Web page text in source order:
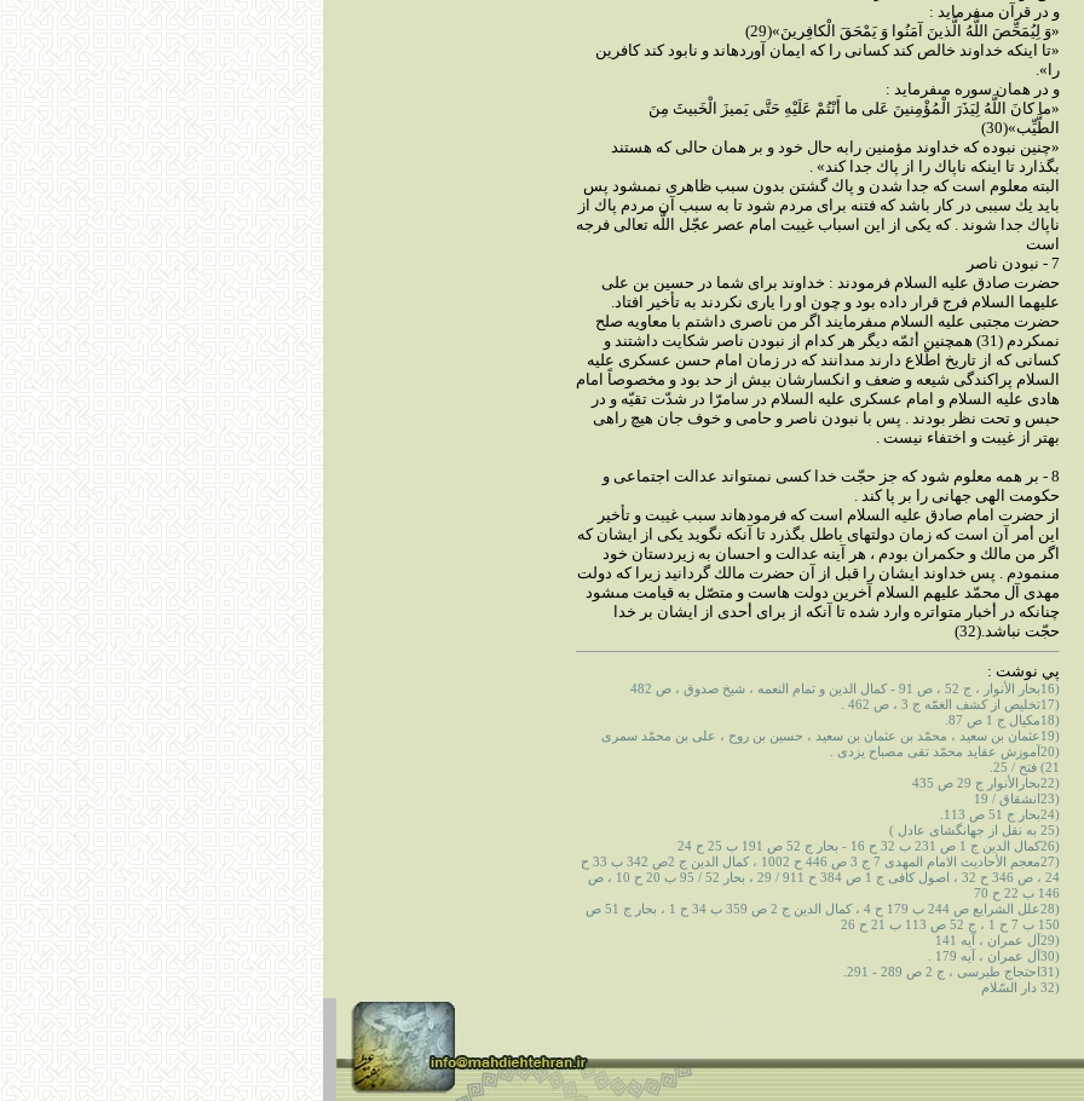
و در قرآن مى‏فرمايد :
«وَ لِيُمَحِّصَ اللَّهُ الَّذينَ آمَنُوا وَ يَمْحَقَ الْكافِرينَ»(29)
«تا اينكه خداوند خالص كند كسانى را كه ايمان آورده‏اند و نابود كند كافرين
را».
و در همان سوره مى‏فرمايد :
«ما كانَ اللَّهُ لِيَذَرَ الْمُؤْمِنينَ عَلى‏ ما أَنْتُمْ عَلَيْهِ حَتَّى يَميزَ الْخَبيثَ مِنَ
الطَّيِّب»(30)
«چنين نبوده كه خداوند مؤمنين رابه حال خود و بر همان حالى كه هستند
بگذارد تا اينكه ناپاك را از پاك جدا كند» .
البته معلوم است كه جدا شدن و پاك گشتن بدون سبب ظاهرى نمى‏شود پس
بايد يك سببى در كار باشد كه فتنه براى مردم شود تا به سبب آن مردم پاك از
ناپاك جدا شوند . كه يكى از اين اسباب غيبت امام عصر عجّل اللَّه تعالى فرجه
است‏
7 - نبودن ناصر
حضرت صادق عليه السلام فرمودند : خداوند براى شما در حسين بن على
عليهما السلام فرج قرار داده بود و چون او را يارى نكردند به تأخير افتاد.
حضرت مجتبى عليه السلام مى‏فرمايند اگر من ناصرى داشتم با معاويه صلح
نمى‏كردم (31) همچنين أئمّه ديگر هر كدام از نبودن ناصر شكايت داشتند و
كسانى كه از تاريخ اطّلاع دارند مى‏دانند كه در زمان امام حسن عسكرى عليه
السلام پراكندگى شيعه و ضعف و انكسارشان بيش از حد بود و مخصوصاً امام
هادى عليه السلام و امام عسكرى عليه السلام در سامرّا در شدّت تقيّه و در
حبس و تحت نظر بودند . پس با نبودن ناصر و حامى و خوف جان هيچ راهى
بهتر از غيبت و اختفاء نيست .
8 - بر همه معلوم شود كه جز حجّت خدا كسى نمى‏تواند عدالت اجتماعى و
حكومت الهى جهانى را بر پا كند .
از حضرت امام صادق عليه السلام است كه فرموده‏اند سبب غيبت و تأخير
اين أمر آن است كه زمان دولتهاى باطل بگذرد تا آنكه نگويد يكى از ايشان كه
اگر من مالك و حكم‏ران بودم ، هر آينه عدالت و احسان به زيردستان خود
مى‏نمودم . پس خداوند ايشان را قبل از آن حضرت مالك گردانيد زيرا كه دولت
مهدى آل محمّد عليهم السلام آخرين دولت هاست و متصّل به قيامت مى‏شود
چنانكه در أخبار متواتره وارد شده تا آنكه از براى أحدى از ايشان بر خدا
حجّت نباشد.(32)
پي نوشت :
(16بحار الأنوار ، ج 52 ، ص 91 - كمال الدين و تمام النعمه ، شيخ صدوق ، ص 482
(17تخليص از كشف الغمّه ج 3 ، ص 462 .
(18مكيال ج 1 ص 87.
(19عثمان بن سعيد ، محمّد بن عثمان بن سعيد ، حسين بن روح ، على بن محمّد سمرى
(20آموزش عقايد محمّد تقى مصباح يزدى .
21) فتح / 25.
(22بحارالأنوار ج 29 ص 435
(23انشقاق / 19
(24بحار ج 51 ص 113.
(25 به نقل از جهانگشاى عادل )
(26كمال الدين ج 1 ص 231 ب 32 ح 16 - بحار ج 52 ص 191 ب 25 ح 24
(27معجم الأحاديث الامام المهدى 7 ج 3 ص 446 ح 1002 ، كمال الدين ج 2ص 342 ب 33 ح
24 ، ص 346 ح 32 ، اصول كافى ج 1 ص 384 ح 911 / 29 ، بحار 52 / 95 ب 20 ح 10 ، ص
146 ب 22 ح 70
(28علل الشرايع ص 244 ب 179 ح 4 ، كمال الدين ج 2 ص 359 ب 34 ح 1 ، بحار ج 51 ص
150 ب 7 ح 1 ، ج 52 ص 113 ب 21 ح 26
(29آل عمران ، آيه 141
(30آل عمران ، آيه 179 .
(31احتجاج طبرسى ، ج 2 ص 289 - 291.
(32 دار السّلام‏